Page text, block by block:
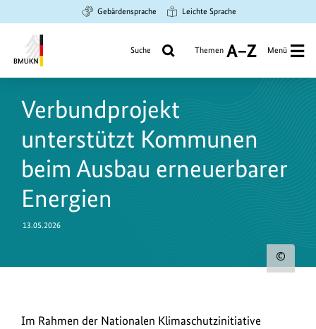
Hauptinhalt
springen
Suche
springen
Hauptnavigation
springen
Gebärdensprache Leichte Sprache
Umwelt,
Naturschutz
und
nukleare
Sicherheit
Suche Themen
A
Z
Menü
Verbundprojekt
unterstützt Kommunen
beim Ausbau erneuerbarer
Energien
13.05.2026
Ziel
Im Rahmen der Nationalen Klimaschutzinitiative